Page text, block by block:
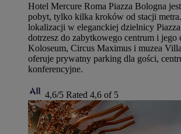
Hotel Mercure Roma Piazza Bologna
pobyt, tylko kilka kroków od stacji
lokalizacji w eleganckiej dzielnicy
dotrzesz do zabytkowego centrum i jego
Koloseum, Circus Maximus i muzea
oferuje prywatny parking dla gości,
konferencyjne.
4,6/5 Rated 4,6 of 5